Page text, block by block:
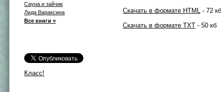
Сауна и зайчик
Лида Вараксина
Все книги »
Класс!
Скачать в формате HTML - 72
Скачать в формате TXT - 50 кб